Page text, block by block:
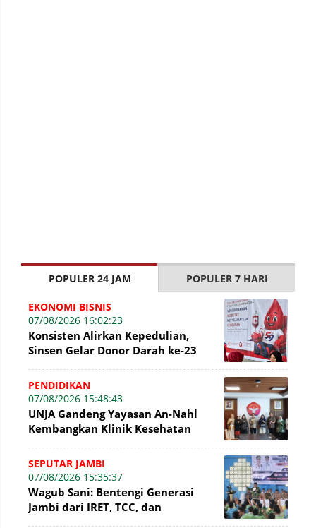
POPULER 24 JAM POPULER 7 HARI
EKONOMI BISNIS
07/08/2026 16:02:23
Konsisten Alirkan Kepedulian,
Sinsen Gelar Donor Darah ke-23
Sinsen
PENDIDIKAN
07/08/2026 15:48:43
UNJA Gandeng Yayasan An-Nahl
Kembangkan Klinik Kesehatan
SEPUTAR JAMBI
07/08/2026 15:35:37
Wagub Sani: Bentengi Generasi
Jambi dari IRET, TCC, dan